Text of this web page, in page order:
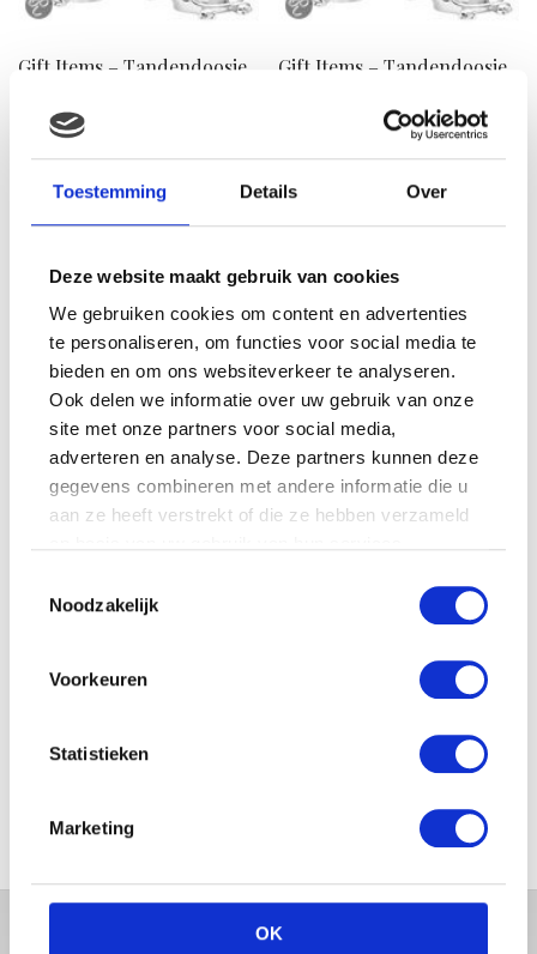
Toestemming Details Over
Deze website maakt gebruik van cookies
We gebruiken cookies om content en advertenties
te personaliseren, om functies voor social media te
bieden en om ons websiteverkeer te analyseren.
Ook delen we informatie over uw gebruik van onze
site met onze partners voor social media,
adverteren en analyse. Deze partners kunnen deze
gegevens combineren met andere informatie die u
aan ze heeft verstrekt of die ze hebben verzameld
Noodzakelijk
Voorkeuren
Statistieken
Marketing
OK
Gift Items – Tandendoosje
schildpad
Gift Items – Tandendoosje
Zilverstad – Spaarpot –
prijs
FILTER